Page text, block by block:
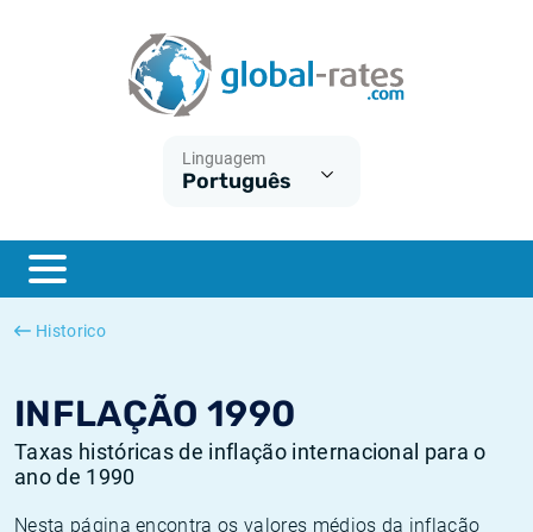
Linguagem
Português
Historico
INFLAÇÃO 1990
Taxas históricas de inflação internacional para o
ano de 1990
Nesta página encontra os valores médios da inflação
ESTER
SONIA
O que é a inflação do IPC?
O que é a inflação do IHPC?
Inflação Estados Unidos
Inflação Europa
Taxas Euribor históricas
Taxas ESTER históricas
Taxas SONIA históricas
Taxas TONAR históricas
Calculadora de inflação